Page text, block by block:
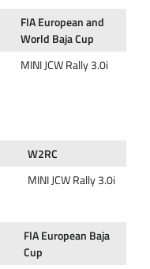
FIA European and
World Baja Cup
MINI JCW Rally 3.0i
W2RC
MINI JCW Rally 3.0i
FIA European Baja
Cup